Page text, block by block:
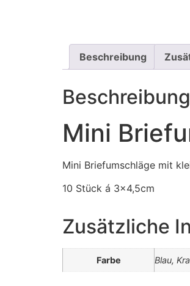
Beschreibung
Beschreibung
Mini
Mini Briefumschläge mit
10 Stück á 3×4,5cm
Zusätzliche
Farbe Blau,